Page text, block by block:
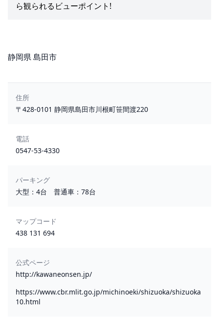
ら観られるビューポイント!
所在地
静岡県 島田市
住所
〒428-0101 静岡県島田市川根町笹間渡220
電話
0547-53-4330
パーキング
大型：4台 普通車：78台
マップコード
438 131 694
公式ページ
http://kawaneonsen.jp/
https://www.cbr.mlit.go.jp/michinoeki/shizuoka/shizuoka
10.html